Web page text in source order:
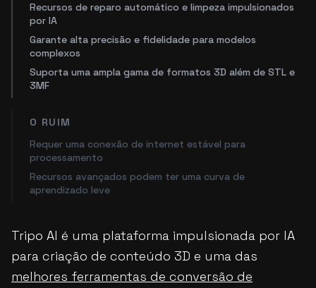
Recursos de reparo automático e limpeza impulsionados
por IA
Garante alta precisão e fidelidade para modelos
complexos
Suporta uma ampla gama de formatos 3D além de STL e
3MF
O RUIM
Requer uma conexão de internet estável para
processamento
Recursos avançados podem ter uma curva de
aprendizado leve
Tripo AI é uma plataforma impulsionada por IA
para criação de conteúdo 3D e uma das
melhores ferramentas de conversão de